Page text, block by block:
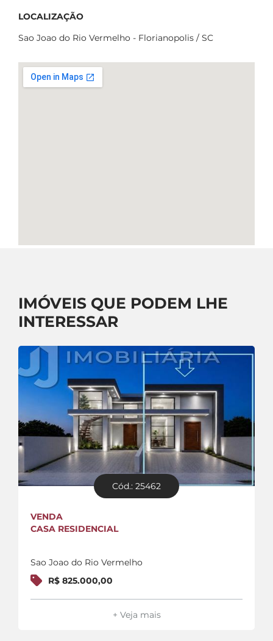
LOCALIZAÇÃO
Sao Joao do Rio Vermelho - Florianopolis / SC
IMÓVEIS QUE PODEM LHE
INTERESSAR
Cód.: 25462
VENDA
CASA RESIDENCIAL
Sao Joao do Rio Vermelho
R$ 825.000,00
+ Veja mais